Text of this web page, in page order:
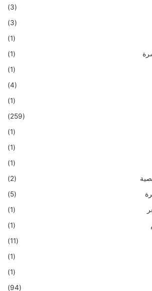
(3)
(3)
(1)
(1)
(1)
(4)
(1)
(259)
(1)
(1)
(1)
(2)
(5)
(1)
(1)
(11)
(1)
(1)
(94)